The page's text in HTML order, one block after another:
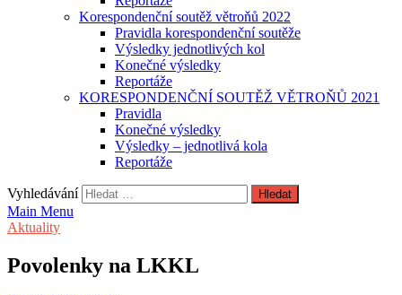
Korespondenční soutěž větroňů 2022
Pravidla korespondenční soutěže
Výsledky jednotlivých kol
Konečné výsledky
Reportáže
KORESPONDENČNÍ SOUTĚŽ VĚTROŇŮ 2021
Pravidla
Konečné výsledky
Výsledky – jednotlivá kola
Reportáže
Vyhledávání
Main Menu
Aktuality
Povolenky na LKKL